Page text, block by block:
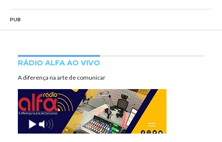
PUB
RÁDIO ALFA AO VIVO
A diferença na arte de comunicar